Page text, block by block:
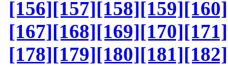
[156][157][158][159][160]
[167][168][169][170][171]
[178][179][180][181][182]